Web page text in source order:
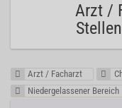
Arzt /
Arzt / Facharzt
Niedergelassener Bereich